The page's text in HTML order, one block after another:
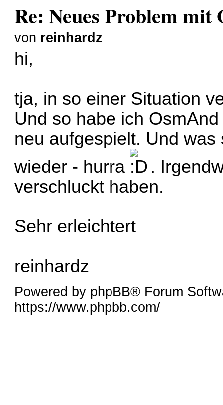
Re: Neues Problem
von reinhardz
hi,
tja, in so einer Situation
Und so habe ich
neu aufgespielt. Und
wieder - hurra
.
verschluckt haben.
Sehr erleichtert
reinhardz
Powered by phpBB® Forum
https://www.phpbb.com/